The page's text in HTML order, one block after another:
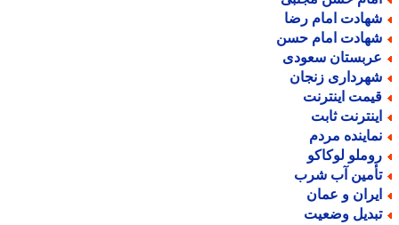
امام رضا
امام حسن
سعودی
زنجان
اینترنت
ثابت
مردم
لوکاکو
آب شرب
و عمان
وضعیت